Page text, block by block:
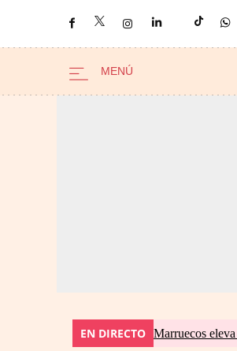
EN DIRECTO Marruecos